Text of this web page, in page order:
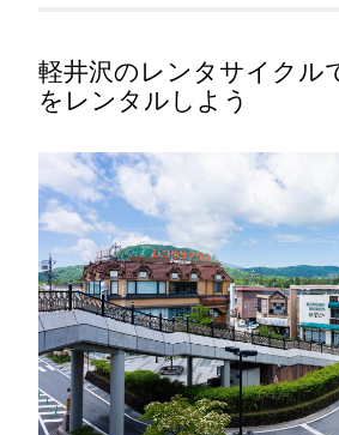
軽井沢のレンタサイクル
をレンタルしよう